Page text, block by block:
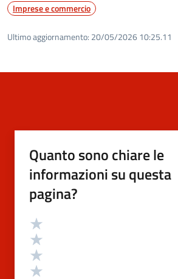
Imprese e commercio
Ultimo aggiornamento: 20/05/2026 10:25.11
Quanto sono chiare le
informazioni su questa
pagina?
Valutazione